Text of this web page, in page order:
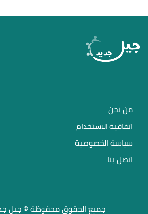
من نحن
اتفاقية الاستخدام
سياسة الخصوصية
اتصل بنا
جميع الحقوق محفوظة © جيل جديد